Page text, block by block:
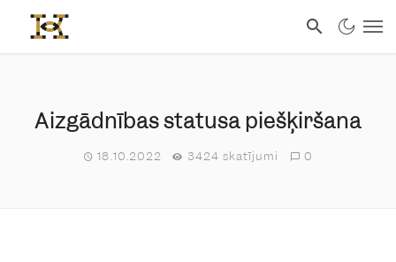
Aizgādnības statusa piešķiršana
18.10.2022 3424 skatījumi 0